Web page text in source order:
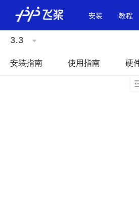
安装 教程
3.3
安装指南 使用指南 硬